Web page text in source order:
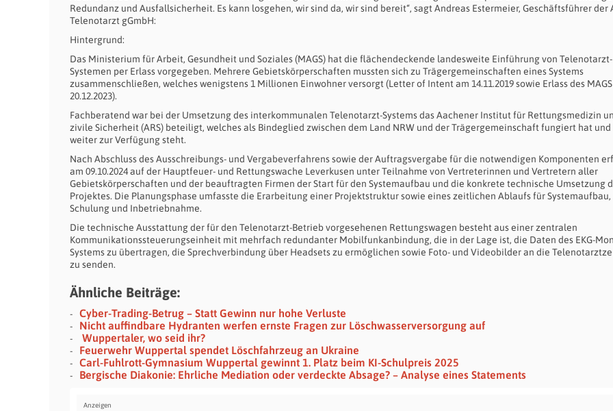
Redundanz und Ausfallsicherheit. Es kann losgehen, wir sind da, wir sind bereit“, sagt Andreas Estermeier, Geschäftsführer der
Telenotarzt gGmbH:
Hintergrund:
Das Ministerium für Arbeit, Gesundheit und Soziales (MAGS) hat die flächendeckende landesweite Einführung von Telenotarzt-
Systemen per Erlass vorgegeben. Mehrere Gebietskörperschaften mussten sich zu Trägergemeinschaften eines Systems
zusammenschließen, welches wenigstens 1 Millionen Einwohner versorgt (Letter of Intent am 14.11.2019 sowie Erlass des
20.12.2023).
Fachberatend war bei der Umsetzung des interkommunalen Telenotarzt-Systems das Aachener Institut für Rettungsmedizin
zivile Sicherheit (ARS) beteiligt, welches als Bindeglied zwischen dem Land NRW und der Trägergemeinschaft fungiert hat und
weiter zur Verfügung steht.
Nach Abschluss des Ausschreibungs- und Vergabeverfahrens sowie der Auftragsvergabe für die notwendigen Komponenten
am 09.10.2024 auf der Hauptfeuer- und Rettungswache Leverkusen unter Teilnahme von Vertreterinnen und Vertretern aller
Gebietskörperschaften und der beauftragten Firmen der Start für den Systemaufbau und die konkrete technische Umsetzung
Projektes. Die Planungsphase umfasste die Erarbeitung einer Projektstruktur sowie eines zeitlichen Ablaufs für Systemaufbau,
Schulung und Inbetriebnahme.
Die technische Ausstattung der für den Telenotarzt-Betrieb vorgesehenen Rettungswagen besteht aus einer zentralen
Kommunikationssteuerungseinheit mit mehrfach redundanter Mobilfunkanbindung, die in der Lage ist, die Daten des EKG-
Systems zu übertragen, die Sprechverbindung über Headsets zu ermöglichen sowie Foto- und Videobilder an die
zu senden.
Ähnliche Beiträge:
Cyber-Trading-Betrug – Statt Gewinn nur hohe Verluste
Nicht auffindbare Hydranten werfen ernste Fragen zur Löschwasserversorgung auf
Wuppertaler, wo seid ihr?
Feuerwehr Wuppertal spendet Löschfahrzeug an Ukraine
Carl-Fuhlrott-Gymnasium Wuppertal gewinnt 1. Platz beim KI-Schulpreis 2025
Bergische Diakonie: Ehrliche Mediation oder verdeckte Absage? – Analyse eines Statements